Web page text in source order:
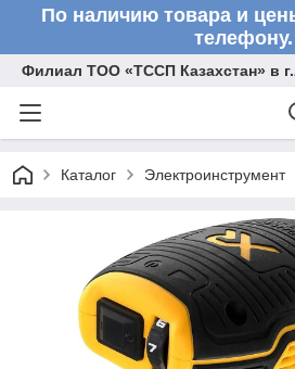
По наличию товара и
телефону.
Филиал ТОО «ТССП Казахстан» в
Каталог Электроинструмент